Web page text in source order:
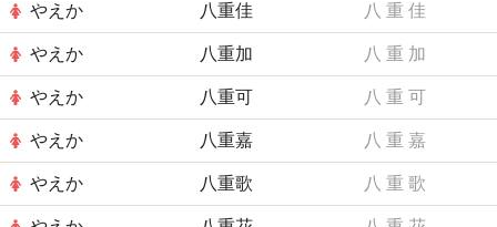
やえか 八重佳 八 重 佳
やえか 八重加 八 重 加
やえか 八重可 八 重 可
やえか 八重嘉 八 重 嘉
やえか 八重歌 八 重 歌